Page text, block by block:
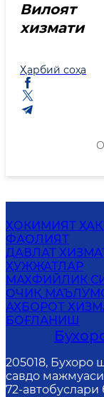
Вилоят
хизмати
Ҳарбий соҳа
ҲОКИМИЯТ
ФАОЛИЯТ
ДАВЛАТ
ҲУЖЖАТЛАР
МАХФИЙЛИК
ОЧИҚ
АХБОРОТ
БОҒЛАНИШ
205018, Бухоро
савдо
72-автобуслари